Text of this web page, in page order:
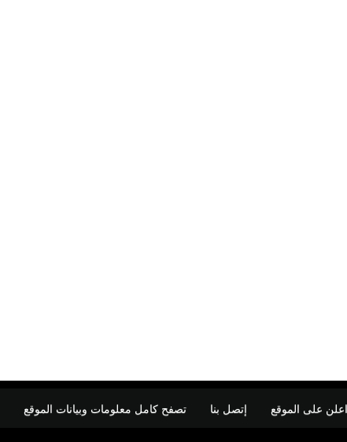
اعلن على الموقع إتصل بنا تصفح كامل معلومات وبيانات الموقع